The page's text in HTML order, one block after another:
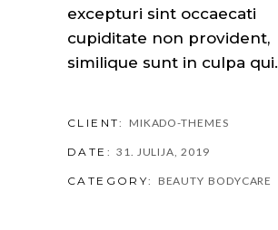
excepturi sint occaecati
cupiditate non provident,
similique sunt in culpa qui.
CLIENT: MIKADO-THEMES
DATE: 31. JULIJA, 2019
CATEGORY: BEAUTY BODYCARE